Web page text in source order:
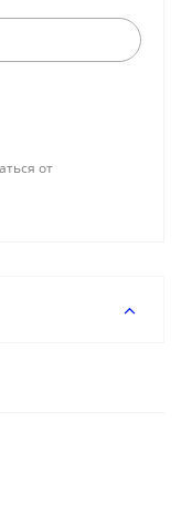
от